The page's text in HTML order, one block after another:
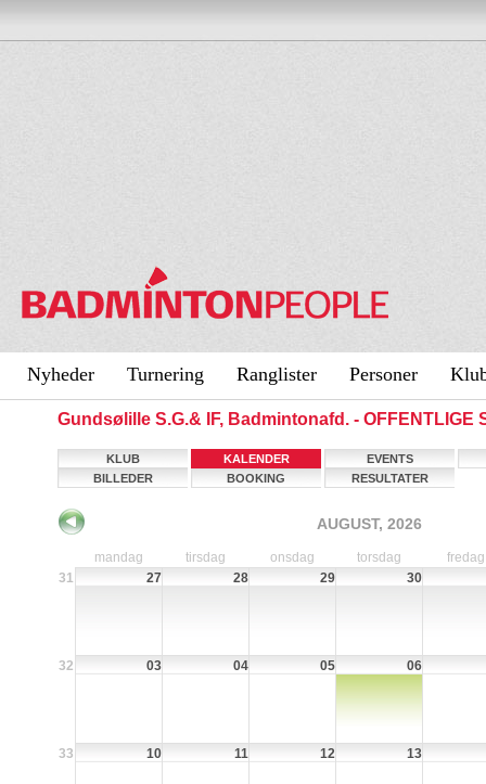
Nyheder Turnering Ranglister Personer
Gundsølille S.G.& IF, Badmintonafd. - OFFENTLIGE
KLUB KALENDER
EVENTS
BILLEDER
BOOKING RESULTATER
AUGUST, 2026
mandag tirsdag onsdag torsdag
fredag
31
27 28 29 30
32 03 04 05 06
33 10 11 12 13